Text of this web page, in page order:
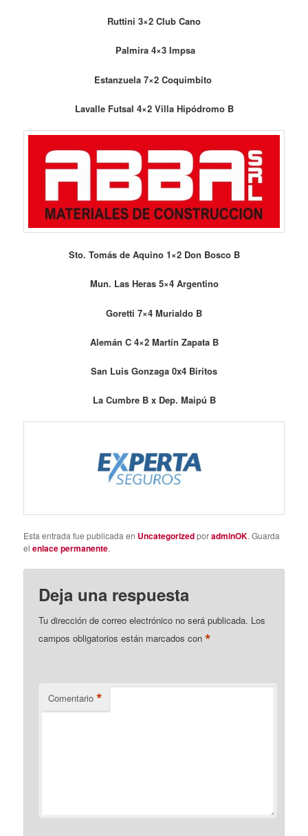
Ruttini 3×2 Club Cano
Palmira 4×3 Impsa
Estanzuela 7×2 Coquimbito
Lavalle Futsal 4×2 Villa Hipódromo B
Sto. Tomás de Aquino 1×2 Don Bosco B
Mun. Las Heras 5×4 Argentino
Goretti 7×4 Murialdo B
Alemán C 4×2 Martín Zapata B
San Luis Gonzaga 0x4 Biritos
La Cumbre B x Dep. Maipú B
Esta entrada fue publicada en UncategorizedporadminOK. Guarda
elenlace permanente.
Deja una respuesta
Tu dirección de correo electrónico no será publicada. Los
campos obligatorios están marcados con*
Comentario *